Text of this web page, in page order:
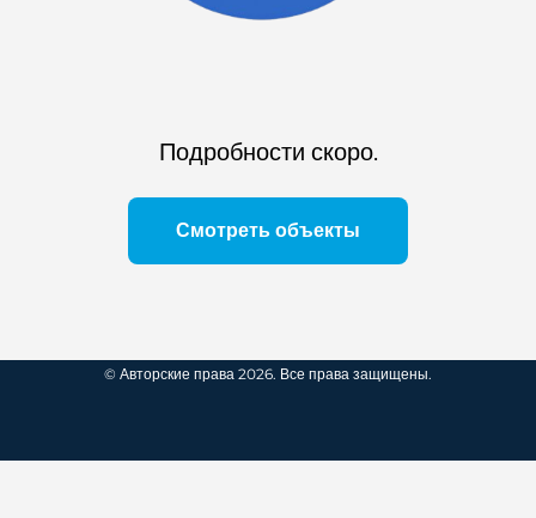
Подробности скоро.
Смотреть объекты
© Авторские права 2026. Все права защищены.